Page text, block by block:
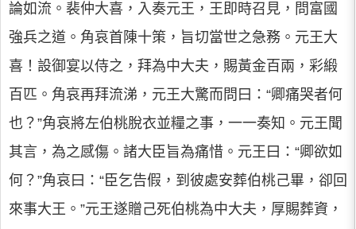
論如流。裴仲大喜，入奏元王，王即時召見，問富國
強兵之道。角哀首陳十策，旨切當世之急務。元王大
喜！設御宴以侍之，拜為中大夫，賜黃金百兩，彩緞
百匹。角哀再拜流涕，元王大驚而問曰：“卿痛哭者何
也？”角哀將左伯桃脫衣並糧之事，一一奏知。元王聞
其言，為之感傷。諸大臣旨為痛惜。元王曰：“卿欲如
何？”角哀曰：“臣乞告假，到彼處安葬伯桃己畢，卻回
來事大王。”元王遂贈己死伯桃為中大夫，厚賜葬資，